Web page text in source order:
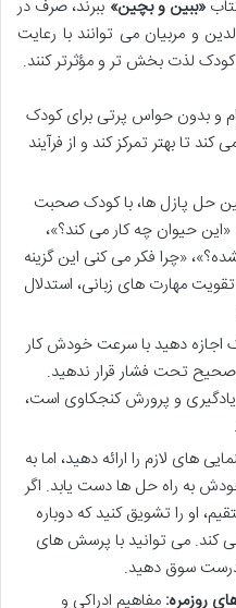
«ببین و بچین» ببرند، صرف در
و مربیان می توانند با رعایت
کودک لذت بخش تر و مؤثرتر کنند.
و بدون حواس پرتی برای کودک
تا بهتر تمرکز کند و از فرآیند
حل پازل ها، با کودک صحبت
«این حیوان چه کار می کند؟»،
«چرا فکر می کنی این گزینه
مهارت های زبانی، استدلال
اجازه دهید با سرعت خودش کار
صحیح تحت فشار قرار ندهید.
و پرورش کنجکاوی است،
های لازم را ارائه دهید، اما به
به راه حل ها دست یابد. اگر
او را تشویق کنید که دوباره
کند. می توانید با پرسش های
درست سوق دهید.
روزمره:مفاهیم ادراکی و